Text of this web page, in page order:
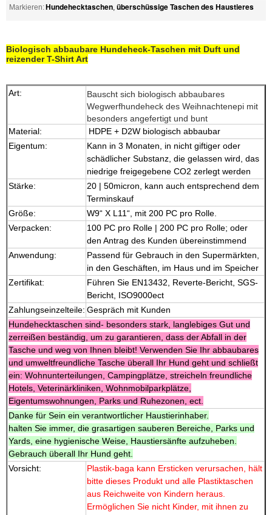
Markieren:Hundehecktaschen, überschüssige Taschen des Haustieres
Biologisch abbaubare Hundeheck-Taschen mit Duft und
reizender T-Shirt Art
Art:
Bauscht sich biologisch abbaubares
Wegwerfhundeheck des Weihnachtenepi mit
besonders angefertigt und bunt
Material:
HDPE + D2W biologisch abbaubar
Eigentum:
Kann in 3 Monaten, in nicht giftiger oder
schädlicher Substanz, die gelassen wird, das
niedrige freigegebene CO2 zerlegt werden
Stärke:
20 | 50micron, kann auch entsprechend dem
Terminskauf
Größe:
W9“ X L11“, mit 200 PC pro Rolle.
Verpacken:
100 PC pro Rolle | 200 PC pro Rolle; oder
den Antrag des Kunden übereinstimmend
Anwendung:
Passend für Gebrauch in den Supermärkten,
in den Geschäften, im Haus und im Speicher
Zertifikat:
Führen Sie EN13432, Reverte-Bericht, SGS-
Bericht, ISO9000ect
Zahlungseinzelteile: Gespräch mit Kunden
Hundehecktaschen sind- besonders stark, langlebiges Gut und
zerreißen beständig, um zu garantieren, dass der Abfall in der
Tasche und weg von Ihnen bleibt! Verwenden Sie Ihr abbaubares
und umweltfreundliche Tasche überall Ihr Hund geht und schließt
ein: Wohnunterteilungen, Campingplätze, streicheln freundliche
Hotels, Veterinärkliniken, Wohnmobilparkplätze,
Eigentumswohnungen, Parks und Ruhezonen, ect.
Danke für Sein ein verantwortlicher Haustierinhaber.
halten Sie immer, die grasartigen sauberen Bereiche, Parks und
Yards, eine hygienische Weise, Haustiersänfte aufzuheben.
Gebrauch überall Ihr Hund geht.
Vorsicht:
Plastik-baga kann Ersticken verursachen, hält
bitte dieses Produkt und alle Plastiktaschen
aus Reichweite von Kindern heraus.
Ermöglichen Sie nicht Kinder, mit ihnen zu